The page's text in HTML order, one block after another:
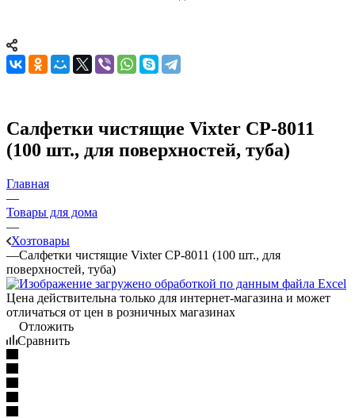
Салфетки чистящие Vixter CP-8011
(100 шт., для поверхностей, туба)
Главная
—
Товары для дома
—
Хозтовары
—Салфетки чистящие Vixter CP-8011 (100 шт., для
поверхностей, туба)
Цена действительна только для интернет-магазина и может
отличаться от цен в розничных магазинах
Отложить
Сравнить